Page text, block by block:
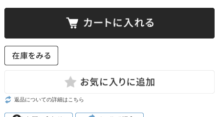
返品についての詳細はこちら